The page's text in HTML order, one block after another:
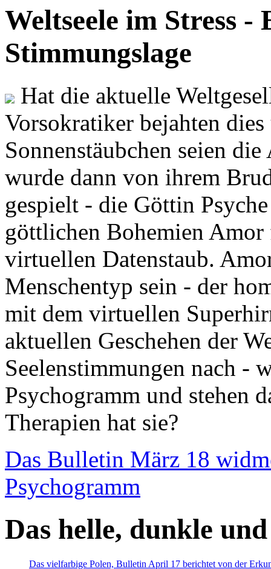
Weltseele im Stress -
Stimmungslage
Hat die aktuelle
Vorsokratiker bejahten
Sonnenstäubchen seien
wurde dann von ihrem
gespielt - die Göttin
göttlichen Bohemien
virtuellen Datenstaub.
Menschentyp sein - der
mit dem virtuellen
aktuellen Geschehen der
Seelenstimmungen nach -
Psychogramm und stehen
Therapien hat sie?
Das Bulletin März 18
Psychogramm
Das helle, dunkle
Das vielfarbige Polen, Bulletin April 17 berichtet von der